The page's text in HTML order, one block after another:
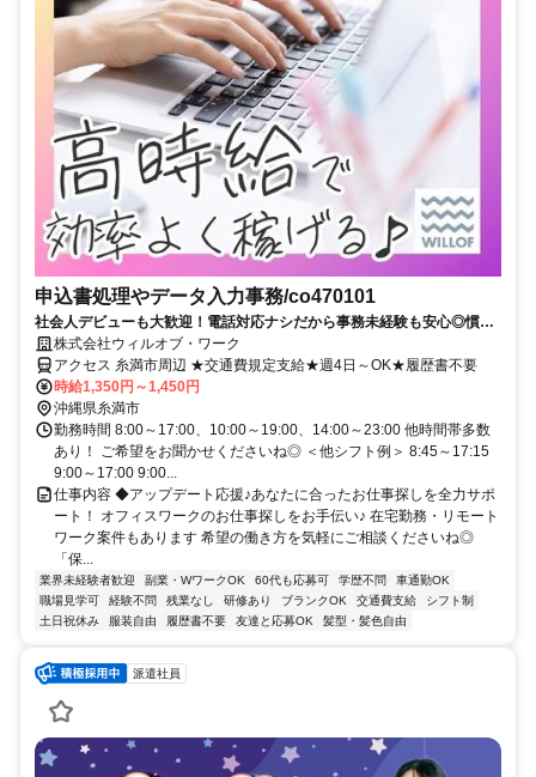
申込書処理やデータ入力事務/co470101
社会人デビューも大歓迎！電話対応ナシだから事務未経験も安心◎慣れ
たら在宅OK♪
株式会社ウィルオブ・ワーク
アクセス 糸満市周辺 ★交通費規定支給★週4日～OK★履歴書不要
時給1,350円～1,450円
沖縄県糸満市
勤務時間 8:00～17:00、10:00～19:00、14:00～23:00 他時間帯多数
あり！ ご希望をお聞かせくださいね◎ ＜他シフト例＞ 8:45～17:15
9:00～17:00 9:00...
仕事内容 ◆アップデート応援♪あなたに合ったお仕事探しを全力サポ
ート！ オフィスワークのお仕事探しをお手伝い♪ 在宅勤務・リモート
ワーク案件もあります 希望の働き方を気軽にご相談くださいね◎
「保...
業界未経験者歓迎 副業・WワークOK 60代も応募可 学歴不問
車通勤OK
職場見学可
経験不問 残業なし 研修あり ブランクOK 交通費支給
シフト制
土日祝休み
服装自由 履歴書不要 友達と応募OK 髪型・髪色自由
派遣社員